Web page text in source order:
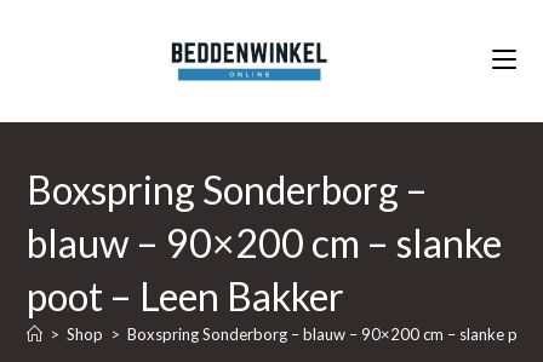
Boxspring Sonderborg –
blauw – 90×200 cm – slanke
poot – Leen Bakker
> Shop > Boxspring Sonderborg – blauw – 90×200 cm – slanke